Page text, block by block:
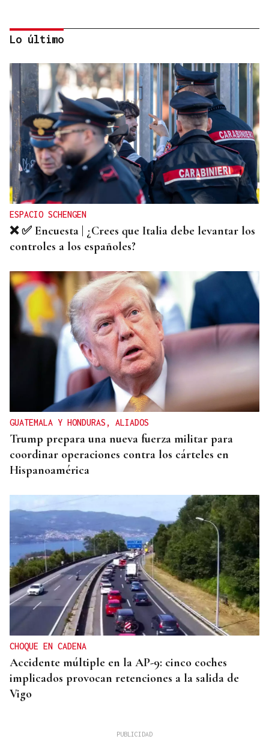
ORÁCULO DAS BURGAS
Horóscopo del día: viernes, 7 de agosto
Lo último
ESPACIO SCHENGEN
❌ ✅ Encuesta | ¿Crees que Italia debe levantar los
controles a los españoles?
GUATEMALA Y HONDURAS, ALIADOS
Trump prepara una nueva fuerza militar para
coordinar operaciones contra los cárteles en
Hispanoamérica
CHOQUE EN CADENA
Accidente múltiple en la AP-9: cinco coches
implicados provocan retenciones a la salida de
Vigo